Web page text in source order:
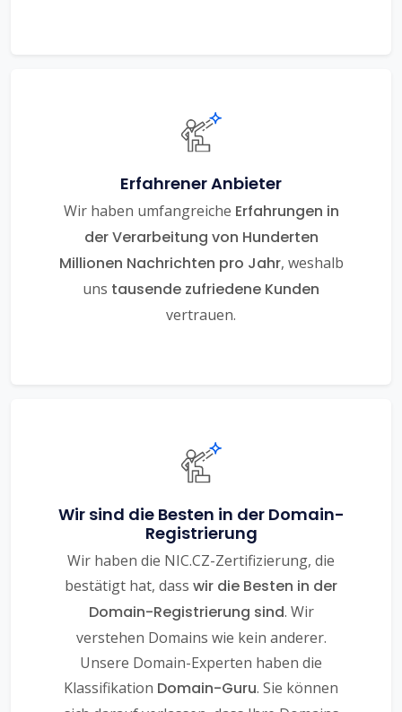
Erfahrener Anbieter
Wir haben umfangreiche Erfahrungen in
der Verarbeitung von Hunderten
Millionen Nachrichten pro Jahr, weshalb
uns tausende zufriedene Kunden
vertrauen.
Wir sind die Besten in der Domain-
Registrierung
Wir haben die NIC.CZ-Zertifizierung, die
bestätigt hat, dass wir die Besten in der
Domain-Registrierung sind. Wir
verstehen Domains wie kein anderer.
Unsere Domain-Experten haben die
Klassifikation Domain-Guru. Sie können